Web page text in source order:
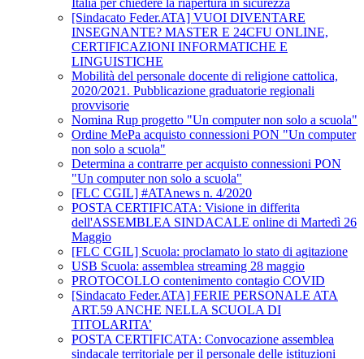
Italia per chiedere la riapertura in sicurezza
[Sindacato Feder.ATA] VUOI DIVENTARE
INSEGNANTE? MASTER E 24CFU ONLINE,
CERTIFICAZIONI INFORMATICHE E
LINGUISTICHE
Mobilità del personale docente di religione cattolica,
2020/2021. Pubblicazione graduatorie regionali
provvisorie
Nomina Rup progetto "Un computer non solo a scuola"
Ordine MePa acquisto connessioni PON "Un computer
non solo a scuola"
Determina a contrarre per acquisto connessioni PON
"Un computer non solo a scuola"
[FLC CGIL] #ATAnews n. 4/2020
POSTA CERTIFICATA: Visione in differita
dell'ASSEMBLEA SINDACALE online di Martedì 26
Maggio
[FLC CGIL] Scuola: proclamato lo stato di agitazione
USB Scuola: assemblea streaming 28 maggio
PROTOCOLLO contenimento contagio COVID
[Sindacato Feder.ATA] FERIE PERSONALE ATA
ART.59 ANCHE NELLA SCUOLA DI
TITOLARITA’
POSTA CERTIFICATA: Convocazione assemblea
sindacale territoriale per il personale delle istituzioni